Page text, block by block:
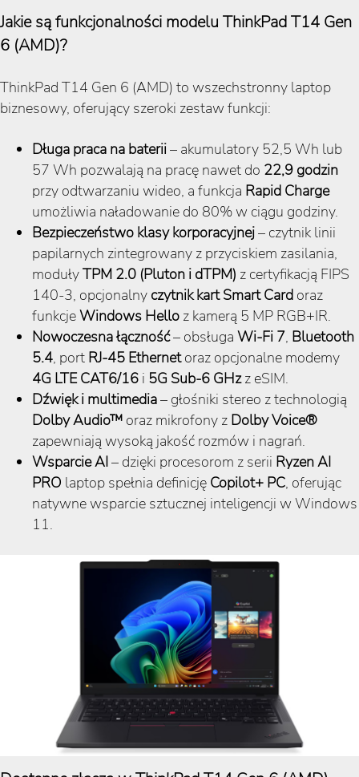
Jakie są funkcjonalności modelu ThinkPad T14 Gen
6 (AMD)?
ThinkPad T14 Gen 6 (AMD) to wszechstronny laptop
biznesowy, oferujący szeroki zestaw funkcji:
Długa praca na baterii– akumulatory 52,5 Wh lub
57 Wh pozwalają na pracę nawet do 22,9 godzin
przy odtwarzaniu wideo, a funkcja Rapid Charge
umożliwia naładowanie do 80% w ciągu godziny.
Bezpieczeństwo klasy korporacyjnej– czytnik linii
papilarnych zintegrowany z przyciskiem zasilania,
modułyTPM 2.0 (Pluton i dTPM) z certyfikacją FIPS
140-3, opcjonalny czytnik kart Smart Card oraz
funkcjeWindows Hello z kamerą 5 MP RGB+IR.
Nowoczesna łączność– obsługa Wi-Fi 7, Bluetooth
5.4, port RJ-45 Ethernetoraz opcjonalne modemy
4G LTE CAT6/16 i 5G Sub-6 GHzz eSIM.
Dźwięk i multimedia– głośniki stereo z technologią
Dolby Audio™ oraz mikrofony z Dolby Voice®
zapewniają wysoką jakość rozmów i nagrań.
Wsparcie AI– dzięki procesorom z serii Ryzen AI
PRO laptop spełnia definicję Copilot+ PC, oferując
natywne wsparcie sztucznej inteligencji w Windows
11.